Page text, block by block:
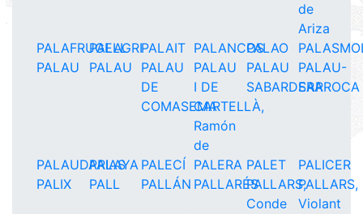
de
Ariza
PALAFRUGELL
PALAGRIPALAIT PALANCOSPALAO
PALAU
PALAU
PALAU
DE
COMASEMA
PALAU
I DE
CARTELLÀ,
Ramón
de
PALAU
SABARDERA
PALAU-
SARROCA
PALAUDARIAS
PALAYA PALECÍ PALERA PALET
PALICER
PALIX
PALL PALLÁN PALLARÉSPALLARS,
Conde
PALLARS,
Violant